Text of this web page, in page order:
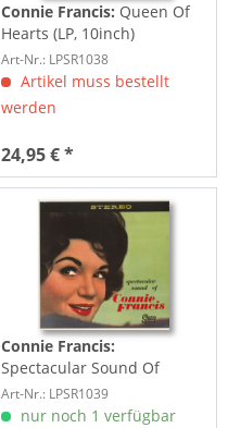
Connie Francis: Queen Of
Hearts (LP, 10inch)
Art-Nr.: LPSR1038
Artikel muss bestellt
werden
24,95 € *
Connie Francis:
Spectacular Sound Of
Connie Francis (LP, 10inch)
Art-Nr.: LPSR1039
nur noch 1 verfügbar